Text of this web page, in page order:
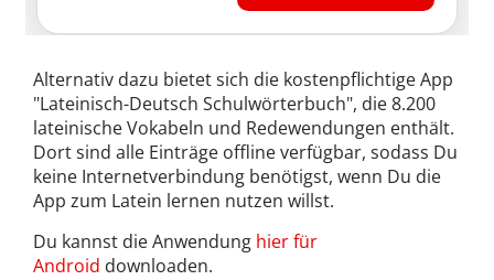
Alternativ dazu bietet sich die kostenpflichtige App
"Lateinisch-Deutsch Schulwörterbuch", die 8.200
lateinische Vokabeln und Redewendungen enthält.
Dort sind alle Einträge offline verfügbar, sodass Du
keine Internetverbindung benötigst, wenn Du die
App zum Latein lernen nutzen willst.
Du kannst die Anwendung hier für
Android downloaden.